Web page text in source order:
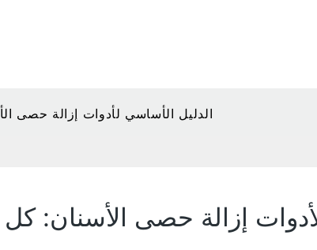
الدليل الأساسي لأدوات إزالة حصى
إزالة حصى الأسنان: